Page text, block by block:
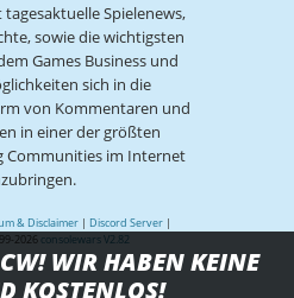
Spielenews,
sowie die wichtigsten
Games Business und
sich in die
von Kommentaren und
in einer der größten
Communities im Internet
& Disclaimer | Discord Server |
2026 consolewars V2.82
WIR HABEN KEINE
KOSTENLOS!